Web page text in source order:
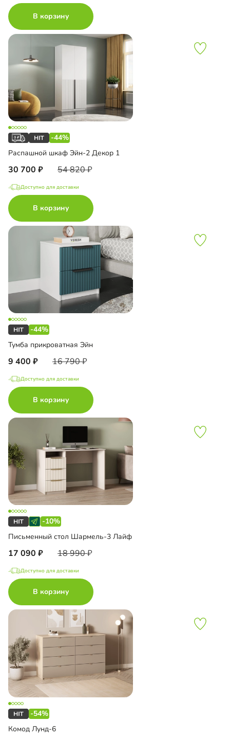
В корзину
-44%
Распашной шкаф Эйн-2 Декор 1
30 700 54 820
Доступно для доставки
В корзину
-44%
Тумба прикроватная Эйн
9 400 16 790
Доступно для доставки
В корзину
-10%
Письменный стол Шармель-3 Лайф
17 090 18 990
Доступно для доставки
В корзину
-54%
Комод Лунд-6